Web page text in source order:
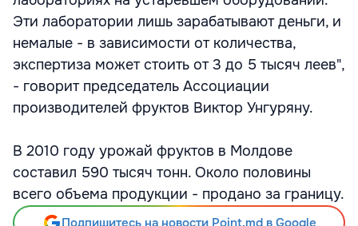
Эти лаборатории лишь зарабатывают деньги, и
немалые - в зависимости от количества,
экспертиза может стоить от 3 до 5 тысяч леев",
- говорит председатель Ассоциации
производителей фруктов Виктор Унгуряну.
В 2010 году урожай фруктов в Молдове
составил 590 тысяч тонн. Около половины
всего объема продукции - продано за границу.
Подпишитесь на новости Point.md в Google